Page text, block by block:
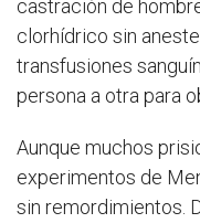
castración de
clorhídrico sin
transfusiones
persona a otra para
Aunque muchos
experimentos de
sin remordimientos.